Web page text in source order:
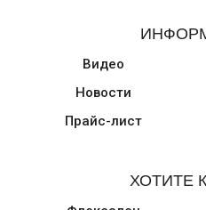
Видео
Новости
Прайс-лист
ХОТИТЕ